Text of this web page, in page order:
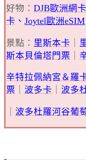
好物： DJB歐洲網卡
卡 、 Joytel歐洲eSIM
景點： 里斯本卡
斯本 貝倫塔門票
辛特拉佩納宮＆羅
票
波多卡 波多
波多杜羅河谷葡